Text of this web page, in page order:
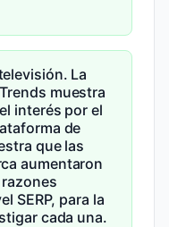
La
muestra
interés por el
de
que las
aumentaron
SERP, para la
cada una.